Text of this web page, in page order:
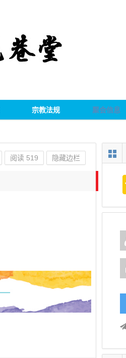
宗教法规 聚会信息
阅读 519 隐藏边栏